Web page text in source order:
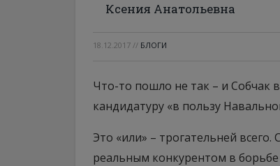
Ксения Анатольевна
18.12.2017 // БЛОГИ
Что-то пошло не так – и Собчак
кандидатуру «в пользу
Это «или» – трогательней
реальным конкурентом в